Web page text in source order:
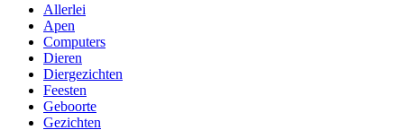
Allerlei
Apen
Computers
Dieren
Diergezichten
Feesten
Geboorte
Gezichten